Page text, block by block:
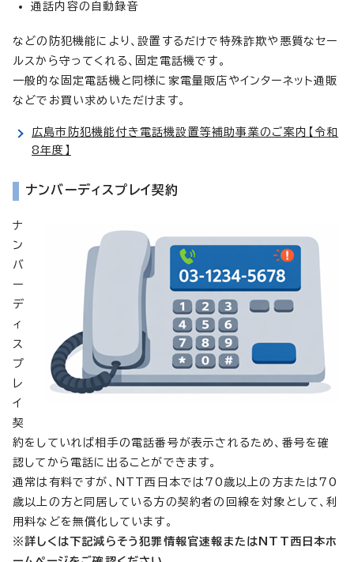
通話内容の自動録音
などの防犯機能により、設置するだけで特殊詐欺や悪質なセー
ルスから守ってくれる、固定電話機です。
一般的な固定電話機と同様に家電量販店やインターネット通販
などでお買い求めいただけます。
広島市防犯機能付き電話機設置等補助事業のご案内【令和
8年度】
ナンバーディスプレイ契約
ナ
ン
バ
ー
デ
ィ
ス
プ
レ
イ
契
約をしていれば相手の電話番号が表示されるため、番号を確
認してから電話に出ることができます。
通常は有料ですが、NTT西日本では70歳以上の方または70
歳以上の方と同居している方の契約者の回線を対象として、利
用料などを無償化しています。
※詳しくは下記減らそう犯罪情報官速報またはNTT西日本ホ